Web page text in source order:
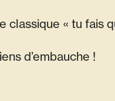
classique « tu fais
d’embauche !